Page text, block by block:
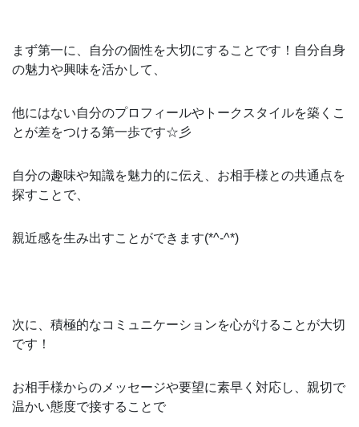
まず第一に、自分の個性を大切にすることです！自分自身
の魅力や興味を活かして、
他にはない自分のプロフィールやトークスタイルを築くこ
とが差をつける第一歩です☆彡
自分の趣味や知識を魅力的に伝え、お相手様との共通点を
探すことで、
親近感を生み出すことができます(*^-^*)
次に、積極的なコミュニケーションを心がけることが大切
です！
お相手様からのメッセージや要望に素早く対応し、親切で
温かい態度で接することで